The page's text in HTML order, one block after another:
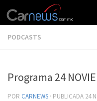
PODCASTS
Programa 24
POR CARNEWS · PUBLICADA 24